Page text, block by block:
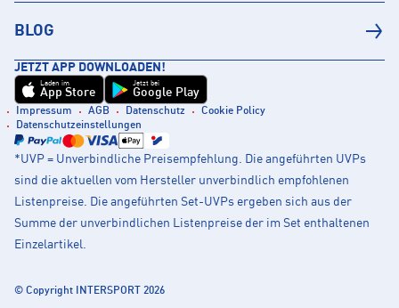
BLOG
JETZT APP DOWNLOADEN!
Laden im
App Store
Jetzt bei
Google Play
Impressum AGB Datenschutz
Cookie Policy
Datenschutzeinstellungen
*UVP = Unverbindliche Preisempfehlung. Die angeführten UVPs
sind die aktuellen vom Hersteller unverbindlich empfohlenen
Listenpreise. Die angeführten Set-UVPs ergeben sich aus der
Summe der unverbindlichen Listenpreise der im Set enthaltenen
Einzelartikel.
© Copyright INTERSPORT 2026